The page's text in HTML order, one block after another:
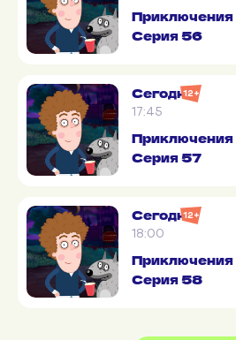
Приключения
Серия 56
Сегодня
17:45
Приключения
Серия 57
12+
Сегодня
18:00
Приключения
Серия 58
12+